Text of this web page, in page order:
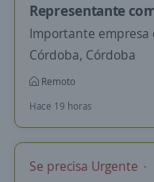
Representante
Importante empresa
Córdoba, Córdoba
Remoto
Hace 19 horas
Se precisa Urgente